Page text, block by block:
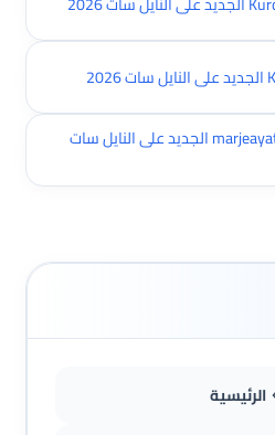
تردد قناة المرجعية تي في marjeayat tv الجديد على النايل سات
الرئيسية